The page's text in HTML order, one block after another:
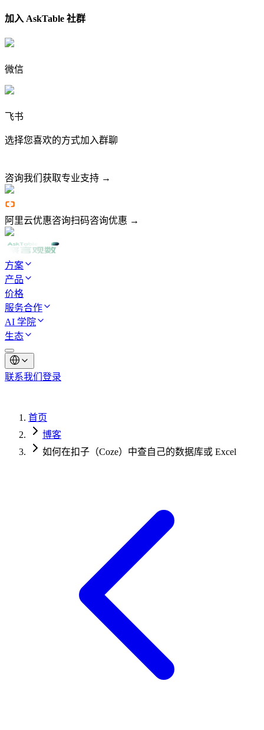
加入 AskTable 社群
微信
飞书
选择您喜欢的方式加入群聊
咨询我们 获取专业支持 →
阿里云优惠咨询扫码咨询优惠 →
方案
产品
价格
服务合作
AI 学院
生态
联系我们 登录
首页
博客
如何在扣子（Coze）中查自己的数据库或 Excel